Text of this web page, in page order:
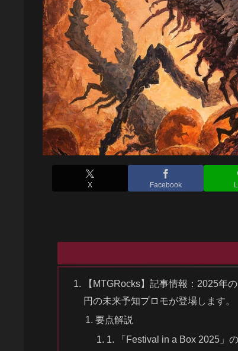
X Facebook
【MTGRocks】記事情報：2025年
円の未来予知プロモが登場します。
要点解説
1. 「Festival in a Box 2025」